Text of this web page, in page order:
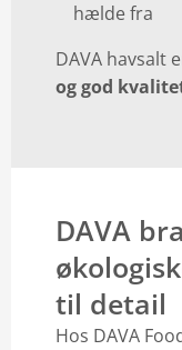
hælde fra
DAVA havsalt
og god
DAVA
til detail
Hos DAVA